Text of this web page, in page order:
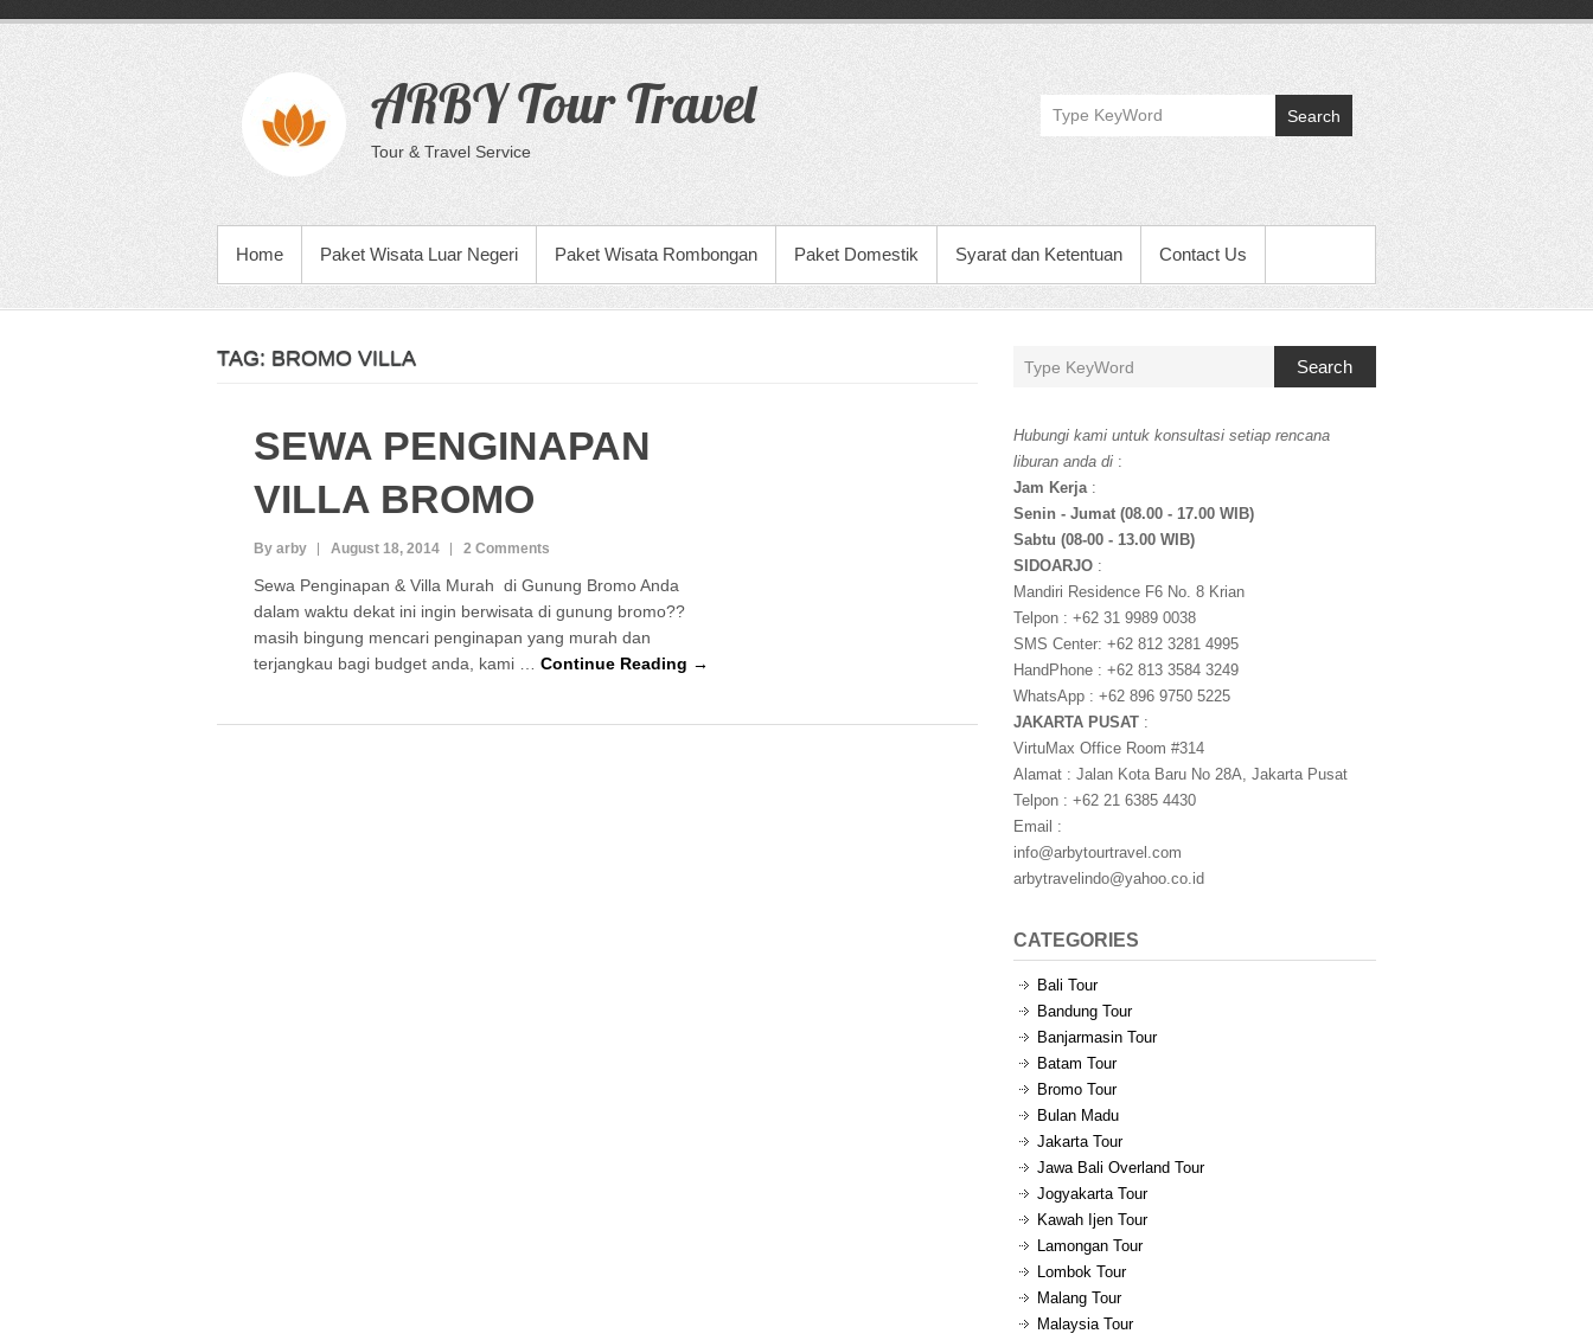
content
ARBY Tour Travel
Tour & Travel Service
Search
PRIMARY MENU
Home Paket Wisata Luar Negeri Paket Wisata Rombongan Paket Domestik Syarat dan Ketentuan Contact Us
TAG: BROMO VILLA
SEWA PENGINAPAN
VILLA BROMO
By arby August 18, 2014 2 Comments
Sewa Penginapan & Villa Murah di Gunung Bromo Anda
dalam waktu dekat ini ingin berwisata di gunung bromo??
masih bingung mencari penginapan yang murah dan
terjangkau bagi budget anda, kami … Continue Reading →
Search
Hubungi kami untuk konsultasi setiap rencana
liburan anda di :
Jam Kerja:
Senin - Jumat (08.00 - 17.00 WIB)
Sabtu (08-00 - 13.00 WIB)
SIDOARJO:
Mandiri Residence F6 No. 8 Krian
Telpon : +62 31 9989 0038
SMS Center: +62 812 3281 4995
HandPhone : +62 813 3584 3249
WhatsApp : +62 896 9750 5225
JAKARTA PUSAT :
VirtuMax Office Room #314
Alamat : Jalan Kota Baru No 28A, Jakarta Pusat
Telpon : +62 21 6385 4430
Email :
info@arbytourtravel.com
arbytravelindo@yahoo.co.id
CATEGORIES
Bali Tour
Bandung Tour
Banjarmasin Tour
Batam Tour
Bromo Tour
Bulan Madu
Jakarta Tour
Jawa Bali Overland Tour
Jogyakarta Tour
Kawah Ijen Tour
Lamongan Tour
Lombok Tour
Malang Tour
Malaysia Tour